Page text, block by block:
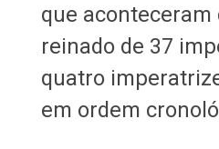
que aconteceram
reinado de 37
quatro
em ordem